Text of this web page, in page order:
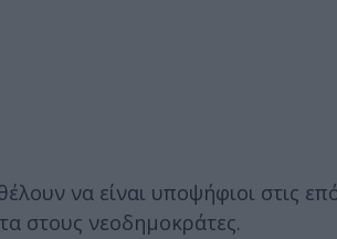
να είναι υποψήφιοι στις
στους νεοδημοκράτες.